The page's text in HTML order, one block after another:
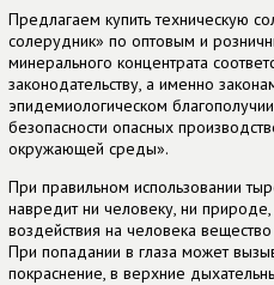
Предлагаем купить техническую
солерудник» по оптовым и
минерального концентрата
законодательству, а именно
эпидемиологическом
безопасности опасных
окружающей среды».
При правильном использовании
навредит ни человеку, ни природе,
воздействия на человека вещество
При попадании в глаза может
покраснение, в верхние